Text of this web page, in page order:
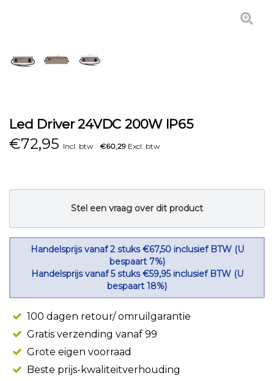
Led Driver 24VDC 200W IP65
€72,95 Incl. btw €60,29 Excl. btw
Stel een vraag over dit product
Handelsprijs vanaf 2 stuks €67,50 inclusief BTW (U
bespaart 7%)
Handelsprijs vanaf 5 stuks €59,95 inclusief BTW (U
bespaart 18%)
100 dagen retour/ omruilgarantie
Gratis verzending vanaf 99
Grote eigen voorraad
Beste prijs-kwaliteitverhouding